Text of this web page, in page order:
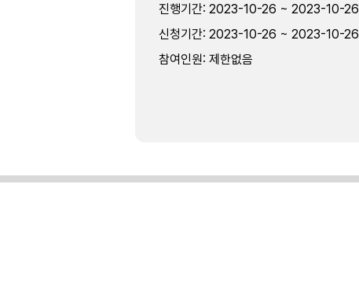
진행기간: 2023-10-26 ~ 2023-10-26
신청기간: 2023-10-26 ~ 2023-10-26
참여인원: 제한없음